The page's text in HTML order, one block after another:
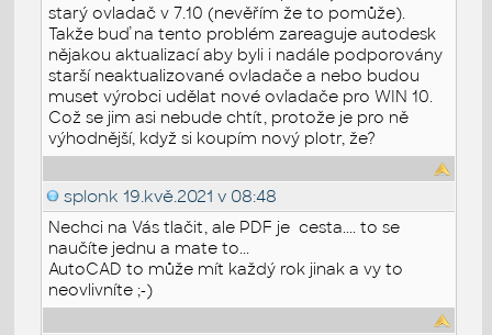
starý ovladač v 7.10 (nevěřím že to pomůže).
Takže buď na tento problém zareaguje autodesk
nějakou aktualizací aby byli i nadále podporovány
starší neaktualizované ovladače a nebo budou
muset výrobci udělat nové ovladače pro WIN 10.
Což se jim asi nebude chtít, protože je pro ně
výhodnější, když si koupím nový plotr, že?
splonk 19.kvě.2021 v 08:48
Nechci na Vás tlačit, ale PDF je cesta.... to se
naučíte jednu a mate to...
AutoCAD to může mít každý rok jinak a vy to
neovlivníte ;-)